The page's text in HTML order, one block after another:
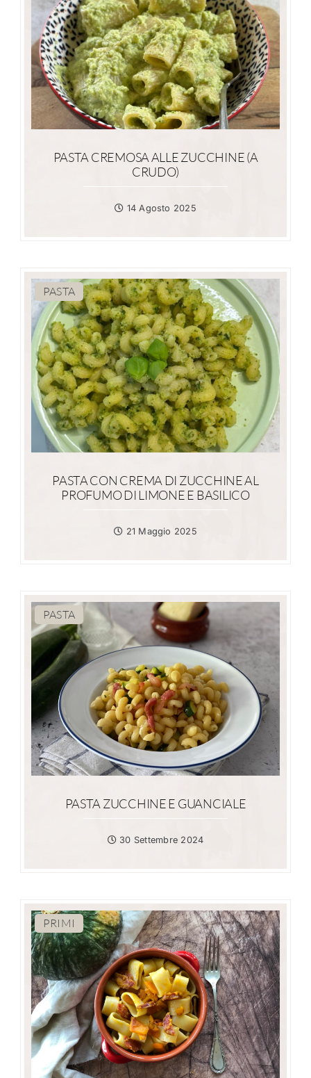
PASTA CREMOSA ALLE ZUCCHINE (A
CRUDO)
14 Agosto 2025
PASTA
PASTA CON CREMA DI ZUCCHINE AL
PROFUMO DI LIMONE E BASILICO
21 Maggio 2025
PASTA
PASTA ZUCCHINE E GUANCIALE
30 Settembre 2024
PRIMI